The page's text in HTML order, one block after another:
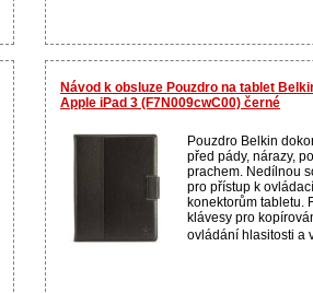
Návod k obsluze Pouzdro na tablet
Apple iPad 3 (F7N009cwC00) černé
Pouzdro Belkin
před pády, nárazy,
prachem. Nedílnou
pro přístup k
konektorům tabletu.
klávesy pro
ovládání hlasitosti a